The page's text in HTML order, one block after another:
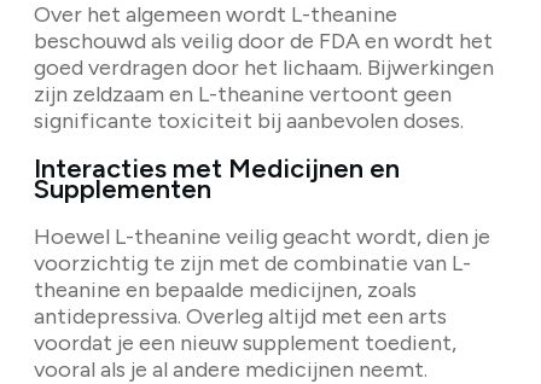
Over het algemeen wordt L-theanine
beschouwd als veilig door de FDA en wordt het
goed verdragen door het lichaam. Bijwerkingen
zijn zeldzaam en L-theanine vertoont geen
significante toxiciteit bij aanbevolen doses.
Interacties met Medicijnen en
Supplementen
Hoewel L-theanine veilig geacht wordt, dien je
voorzichtig te zijn met de combinatie van L-
theanine en bepaalde medicijnen, zoals
antidepressiva. Overleg altijd met een arts
voordat je een nieuw supplement toedient,
vooral als je al andere medicijnen neemt.